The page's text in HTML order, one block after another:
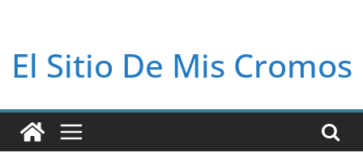
El Sitio De Mis Cromos